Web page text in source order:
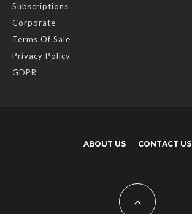
Subscriptions
Corporate
Terms Of Sale
Privacy Policy
GDPR
ABOUT US CONTACT US